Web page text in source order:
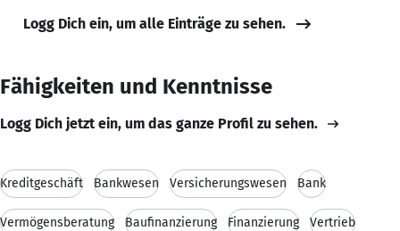
Logg Dich ein, um alle Einträge zu sehen.
Fähigkeiten und Kenntnisse
Logg Dich jetzt ein, um das ganze Profil zu sehen.
Kreditgeschäft Bankwesen Versicherungswesen Bank
Vermögensberatung Baufinanzierung Finanzierung Vertrieb